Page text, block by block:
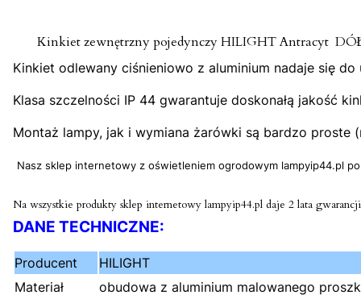
Kinkiet zewnętrzny pojedynczy HILIGHT Antracyt
Kinkiet odlewany ciśnieniowo z aluminium nadaje się
Klasa szczelności IP 44 gwarantuje doskonałą jakość
Montaż lampy, jak i wymiana żarówki są bardzo proste
Nasz sklep internetowy z oświetleniem ogrodowym lampyip44.pl
Na wszystkie produkty sklep internetowy lampyip44.pl daje 2 lata
DANE TECHNICZNE:
Producent
HILIGHT
Materiał
obudowa z aluminium malowanego